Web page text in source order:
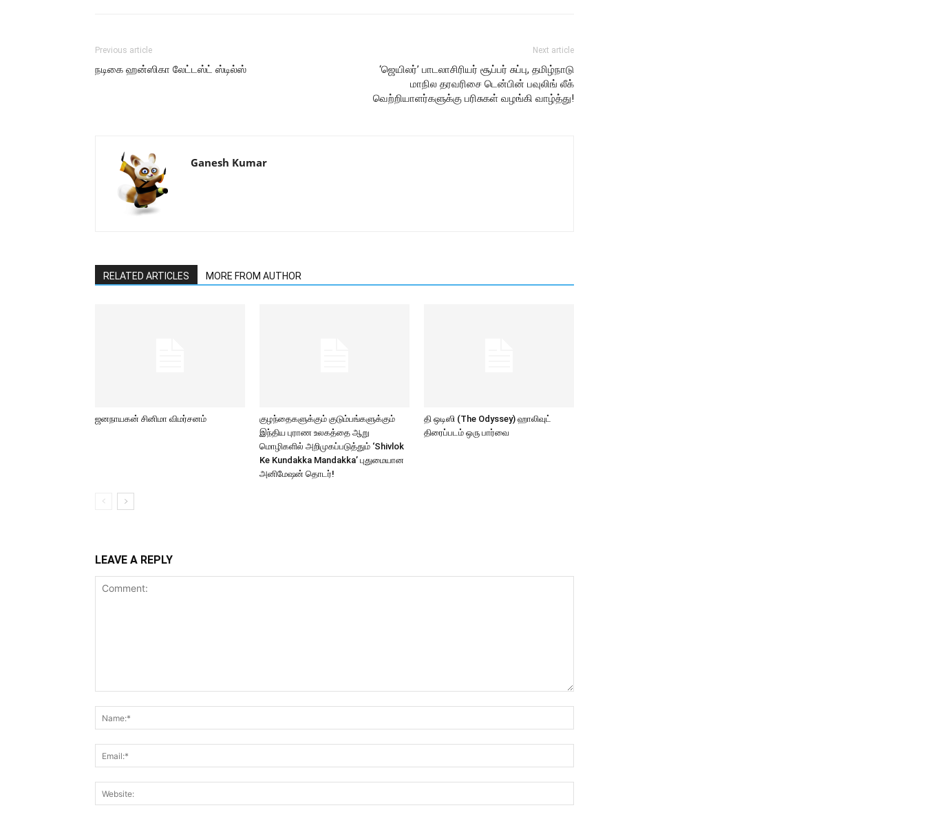
Previous article
நடிகை ஹன்ஸிகா லேட்டஸ்ட் ஸ்டில்ஸ்
Next article
‘ஜெயிலர்’ பாடலாசிரியர் சூப்பர் சுப்பு, தமிழ்நாடு
மாநில தரவரிசை டென்பின் பவுலிங் லீக்
வெற்றியாளர்களுக்கு பரிசுகள் வழங்கி வாழ்த்து!
Ganesh Kumar
RELATED ARTICLES MORE FROM AUTHOR
ஜனநாயகன் சினிமா விமர்சனம்
குழந்தைகளுக்கும் குடும்பங்களுக்கும்
இந்திய புராண உலகத்தை ஆறு
மொழிகளில் அறிமுகப்படுத்தும் ‘Shivlok
Ke Kundakka Mandakka’ புதுமையான
அனிமேஷன் தொடர்!
தி ஒடிஸி (The Odyssey) ஹாலிவுட்
திரைப்படம் ஒரு பார்வை
LEAVE A REPLY